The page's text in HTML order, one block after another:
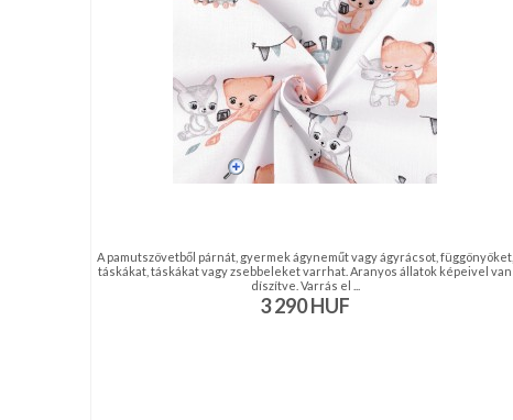
A pamutszövetből párnát, gyermek ágyneműt vagy ágyrácsot, függönyöket,
táskákat, táskákat vagy zsebbeleket varrhat. Aranyos állatok képeivel van
díszítve. Varrás el ...
3 290HUF